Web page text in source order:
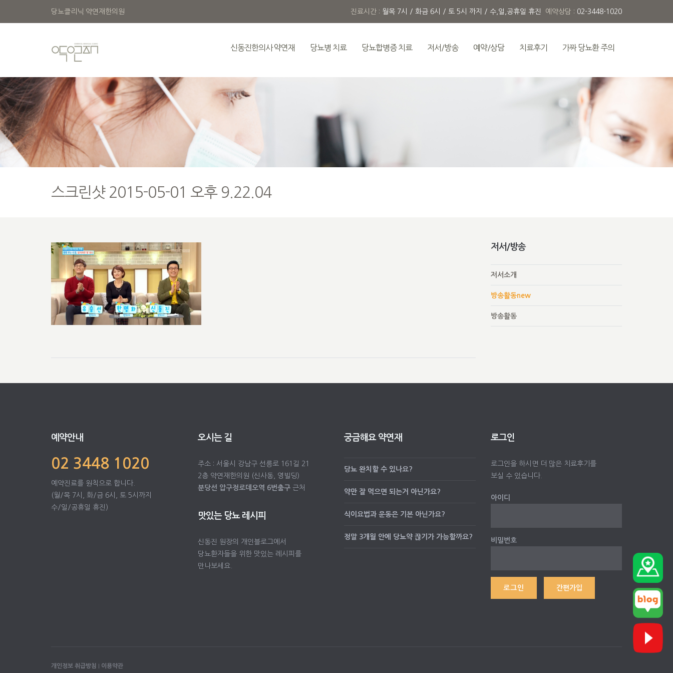
당뇨클리닉 약연재한의원 진료시간 : 월목 7시 / 화금 6시 / 토 5시 까지 / 수,일,공휴일 휴진 예약상담 : 02-3448-1020
신동진한의사 약연재 당뇨병 치료 당뇨합병증 치료 저서/방송 예약/상담 치료후기 가짜 당뇨환 주의
스크린샷 2015-05-01 오후 9.22.04
저서/방송
저서소개
방송활동new
방송활동
예약안내
02 3448 1020
예약진료를 원칙으로 합니다.
(월/목 7시, 화/금 6시, 토 5시까지
수/일/공휴일 휴진)
오시는 길
주소 : 서울시 강남구 선릉로 161길 21
2층 약연재한의원 (신사동, 영빌딩)
분당선 압구정로데오역 6번출구근처
맛있는 당뇨 레시피
신동진 원장의 개인블로그에서
당뇨환자들을 위한 맛있는 레시피를
만나보세요.
궁금해요 약연재
당뇨 완치할 수 있나요?
약만 잘 먹으면 되는거 아닌가요?
식이요법과 운동은 기본 아닌가요?
정말 3개월 안에 당뇨약 끊기가 가능할까요?
로그인
로그인을 하시면 더 많은 치료후기를
보실 수 있습니다.
아이디
비밀번호
간편가입
개인정보 취급방침 I 이용약관